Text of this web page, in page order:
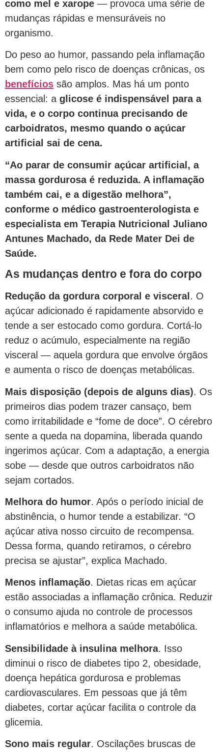
como mel e xarope — provoca uma série de
mudanças rápidas e mensuráveis no
organismo.
Do peso ao humor, passando pela inflamação
bem como pelo risco de doenças crônicas, os
benefícios são amplos. Mas há um ponto
essencial: a glicose é indispensável para a
vida, e o corpo continua precisando de
carboidratos, mesmo quando o açúcar
artificial sai de cena.
“Ao parar de consumir açúcar artificial, a
massa gordurosa é reduzida. A inflamação
também cai, e a digestão melhora”,
conforme o médico gastroenterologista e
especialista em Terapia Nutricional Juliano
Antunes Machado, da Rede Mater Dei de
Saúde.
As mudanças dentro e fora do corpo
Redução da gordura corporal e visceral . O
açúcar adicionado é rapidamente absorvido e
tende a ser estocado como gordura. Cortá-lo
reduz o acúmulo, especialmente na região
visceral — aquela gordura que envolve órgãos
e aumenta o risco de doenças metabólicas.
Mais disposição (depois de alguns dias). Os
primeiros dias podem trazer cansaço, bem
como irritabilidade e “fome de doce”. O cérebro
sente a queda na dopamina, liberada quando
ingerimos açúcar. Com a adaptação, a energia
sobe — desde que outros carboidratos não
sejam cortados.
Melhora do humor. Após o período inicial de
abstinência, o humor tende a estabilizar. “O
açúcar ativa nosso circuito de recompensa.
Dessa forma, quando retiramos, o cérebro
precisa se ajustar”, explica Machado.
Menos inflamação. Dietas ricas em açúcar
estão associadas a inflamação crônica. Reduzir
o consumo ajuda no controle de processos
inflamatórios e melhora a saúde metabólica.
Sensibilidade à insulina melhora. Isso
diminui o risco de diabetes tipo 2, obesidade,
doença hepática gordurosa e problemas
cardiovasculares. Em pessoas que já têm
diabetes, cortar açúcar facilita o controle da
glicemia.
Sono mais regular. Oscilações bruscas de